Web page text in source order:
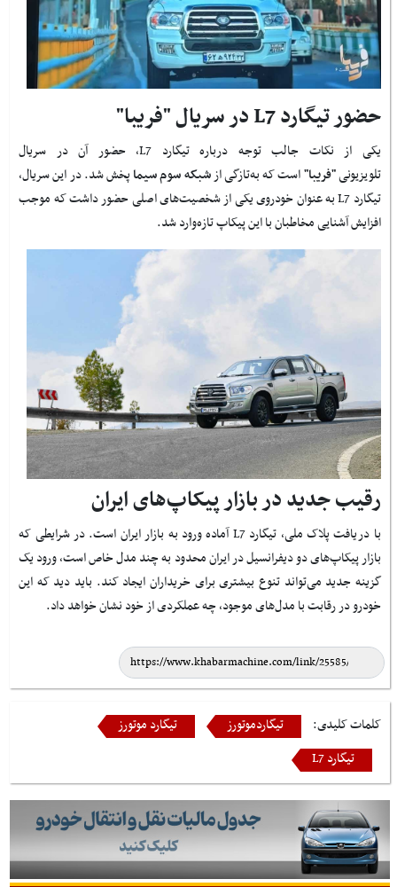
حضور تیگارد L7 در سریال "فریبا"
یکی از نکات جالب توجه درباره تیگارد L7، حضور آن در سریال
تلویزیونی"فریبا"است که به‌تازگی ازشبکه سوم سیما پخش شد. در این سریال،
تیگارد L7 به عنوان خودروی یکی از شخصیت‌های اصلی حضور داشت که موجب
افزایش آشنایی مخاطبان با این پیکاپ تازه‌وارد شد.
رقیب جدید در بازار پیکاپ‌های ایران
با دریافت پلاک ملی، تیگارد L7 آماده ورود به بازار ایران است. در شرایطی که
بازار پیکاپ‌های دو دیفرانسیل در ایران محدود به چند مدل خاص است، ورود یک
گزینه جدید می‌تواند تنوع بیشتری برای خریداران ایجاد کند. باید دید که این
خودرو در رقابت با مدل‌های موجود، چه عملکردی از خود نشان خواهد داد.
کلمات کلیدی: تیگاردموتورز
تیگارد موتورز
تیگارد L7